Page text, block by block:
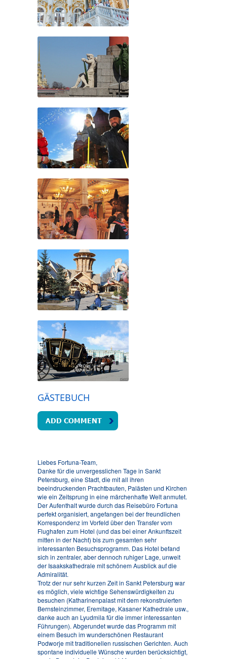
GÄSTEBUCH
ADD COMMENT
Liebes Fortuna-Team,
Danke für die unvergesslichen Tage in Sankt
Petersburg, eine Stadt, die mit all ihren
beeindruckenden Prachtbauten, Palästen und Kirchen
wie ein Zeitsprung in eine märchenhafte Welt anmutet.
Der Aufenthalt wurde durch das Reisebüro Fortuna
perfekt organisiert, angefangen bei der freundlichen
Korrespondenz im Vorfeld über den Transfer vom
Flughafen zum Hotel (und das bei einer Ankunftszeit
mitten in der Nacht) bis zum gesamten sehr
interessanten Besuchsprogramm. Das Hotel befand
sich in zentraler, aber dennoch ruhiger Lage, unweit
der Isaakskathedrale mit schönem Ausblick auf die
Admiralität.
Trotz der nur sehr kurzen Zeit in Sankt Petersburg war
es möglich, viele wichtige Sehenswürdigkeiten zu
besuchen (Katharinenpalast mit dem rekonstruierten
Bernsteinzimmer, Eremitage, Kasaner Kathedrale usw.,
danke auch an Lyudmila für die immer interessanten
Führungen). Abgerundet wurde das Programm mit
einem Besuch im wunderschönen Restaurant
Podworje mit traditionellen russischen Gerichten. Auch
spontane individuelle Wünsche wurden berücksichtigt,